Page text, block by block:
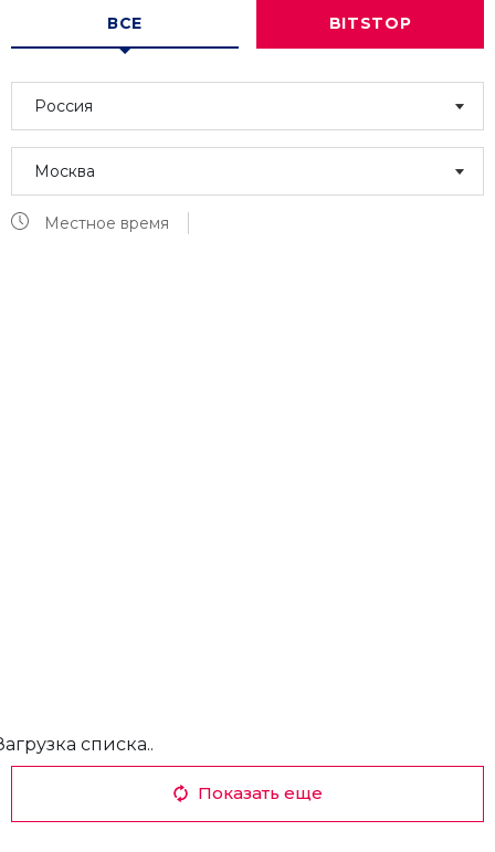
ВСЕ BITSTOP
Россия
Москва
Местное время
списка..
Показать еще